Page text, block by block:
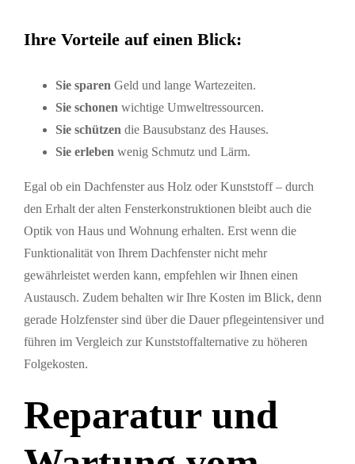
Ihre Vorteile auf einen Blick:
Sie sparen Geld und lange Wartezeiten.
Sie schonen wichtige Umweltressourcen.
Sie schützen die Bausubstanz des Hauses.
Sie erleben wenig Schmutz und Lärm.
Egal ob ein Dachfenster aus Holz oder Kunststoff – durch
den Erhalt der alten Fensterkonstruktionen bleibt auch die
Optik von Haus und Wohnung erhalten. Erst wenn die
Funktionalität von Ihrem Dachfenster nicht mehr
gewährleistet werden kann, empfehlen wir Ihnen einen
Austausch. Zudem behalten wir Ihre Kosten im Blick, denn
gerade Holzfenster sind über die Dauer pflegeintensiver und
führen im Vergleich zur Kunststoffalternative zu höheren
Folgekosten.
Reparatur und